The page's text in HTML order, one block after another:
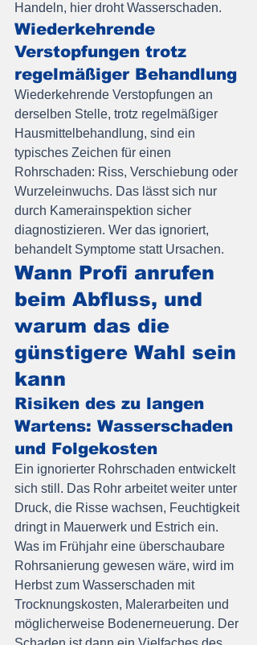
Handeln, hier droht Wasserschaden.
Wiederkehrende
Verstopfungen trotz
regelmäßiger Behandlung
Wiederkehrende Verstopfungen an
derselben Stelle, trotz regelmäßiger
Hausmittelbehandlung, sind ein
typisches Zeichen für einen
Rohrschaden: Riss, Verschiebung oder
Wurzeleinwuchs. Das lässt sich nur
durch Kamerainspektion sicher
diagnostizieren. Wer das ignoriert,
behandelt Symptome statt Ursachen.
Wann Profi anrufen
beim Abfluss, und
warum das die
günstigere Wahl sein
kann
Risiken des zu langen
Wartens: Wasserschaden
und Folgekosten
Ein ignorierter Rohrschaden entwickelt
sich still. Das Rohr arbeitet weiter unter
Druck, die Risse wachsen, Feuchtigkeit
dringt in Mauerwerk und Estrich ein.
Was im Frühjahr eine überschaubare
Rohrsanierung gewesen wäre, wird im
Herbst zum Wasserschaden mit
Trocknungskosten, Malerarbeiten und
möglicherweise Bodenerneuerung. Der